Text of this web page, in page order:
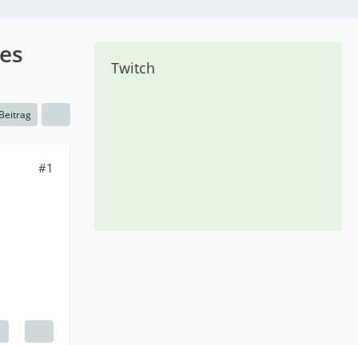
#1
Twitch